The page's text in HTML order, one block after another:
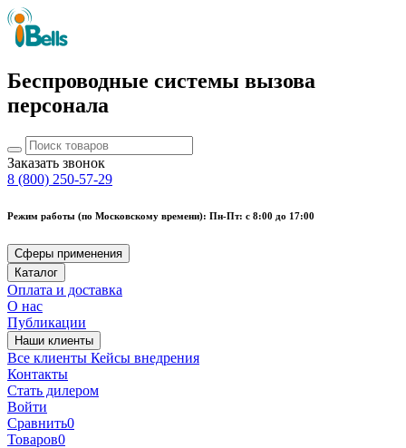
Беспроводные системы вызова
персонала
Заказать звонок
8 (800) 250-57-29
Режим работы (по Московскому времени): Пн-Пт: с 8:00 до 17:00
Сферы применения
Каталог
Оплата и доставка
О нас
Публикации
Наши клиенты
Все клиенты Кейсы внедрения
Контакты
Стать дилером
Войти
Сравнить0
Товаров0